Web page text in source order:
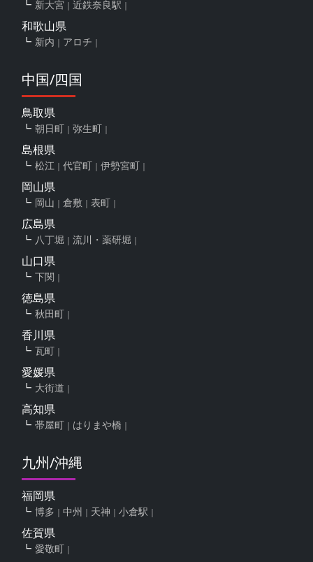
新大宮 近鉄奈良駅
和歌山県
新内 アロチ
中国/四国
鳥取県
朝日町 弥生町
島根県
松江 代官町 伊勢宮町
岡山県
岡山 倉敷 表町
広島県
八丁堀 流川・薬研堀
山口県
下関
徳島県
秋田町
香川県
瓦町
愛媛県
大街道
高知県
帯屋町 はりまや橋
九州/沖縄
福岡県
博多 中州 天神 小倉駅
佐賀県
愛敬町